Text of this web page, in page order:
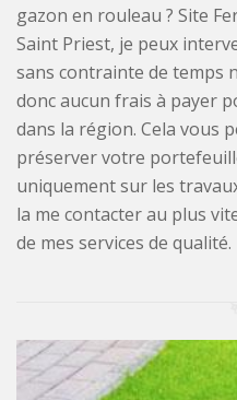
gazon en rouleau ? Site
Saint Priest, je peux
sans contrainte de temps
donc aucun frais à payer
dans la région. Cela vous
préserver votre
uniquement sur les
la me contacter au plus
de mes services de qualité.